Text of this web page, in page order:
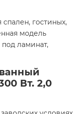
гостиных,
модель
ламинат,
Вт. 2,0